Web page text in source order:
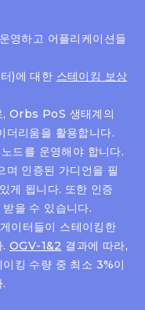
영하고 어플리케이션들
)에 대한 스테이킹 보상
, Orbs PoS 생태계의
더리움을 활용합니다.
드를 운영해야 합니다.
며 인증된 가디언을 필
게 됩니다. 또한 인증
을 수 있습니다.
이터들이 스테이킹한
OGV-1&2 결과에 따라,
킹 수량 중 최소 3%이